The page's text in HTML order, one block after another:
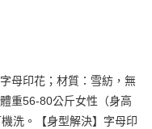
母印花；材質：雪紡，無
重56-80公斤女性（身高
洗。【身型解決】字母印